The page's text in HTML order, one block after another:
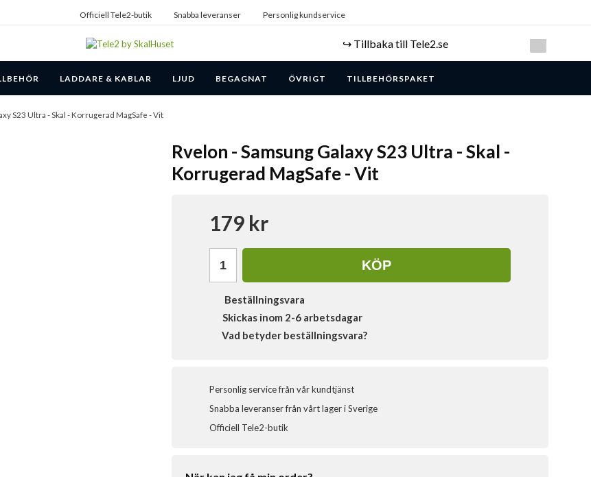
Officiell Tele2-butik Snabba leveranser Personlig kundservice
↪️ Tillbaka till Tele2.se
LADDARE & KABLAR LJUD BEGAGNAT ÖVRIGT TILLBEHÖRSPAKET
S23 Ultra - Skal - Korrugerad MagSafe - Vit
Rvelon - Samsung Galaxy S23 Ultra - Skal -
Korrugerad MagSafe - Vit
179 kr
KÖP
Beställningsvara
Skickas inom 2-6 arbetsdagar
Vad betyder beställningsvara?
Personlig service från vår kundtjänst
Snabba leveranser från vårt lager i Sverige
Officiell Tele2-butik